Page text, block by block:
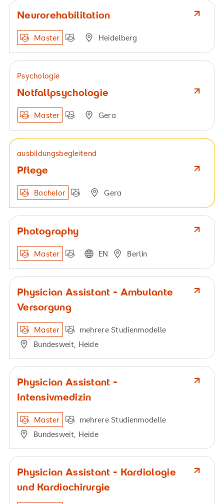
Neurorehabilitation
Master Heidelberg
Psychologie
Notfallpsychologie
Master Gera
ausbildungsbegleitend
Pflege
Bachelor Gera
Photography
Master EN Berlin
Physician Assistant - Ambulante
Versorgung
Master
mehrere Studienmodelle
Bundesweit, Heide
Physician Assistant -
Intensivmedizin
Master
mehrere Studienmodelle
Bundesweit, Heide
Physician Assistant - Kardiologie
und Kardiochirurgie